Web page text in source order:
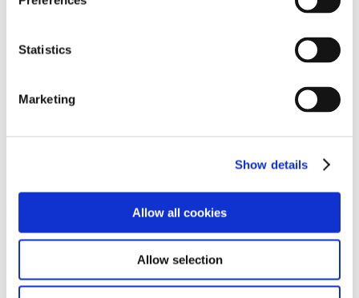
Statistics
Marketing
Show details
Allow all cookies
Allow selection
Monika Grabuschnigg
SPACED OUT – Gut Kerkow
Isabelle Graeff
Martin Groß
Kunstraum Kreuzberg/Bethanien
KVOST - Kunstverein Ost
Robert Haas Haus am Waldsee
Galerie Nordenhake
Villa Schöningen
Richard Hamilton Edition Block